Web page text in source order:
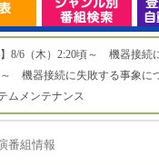
】8/6（木）2:20頃～ 機器接続
～ 機器接続に失敗する事象に
ムメンテナンス
番組情報